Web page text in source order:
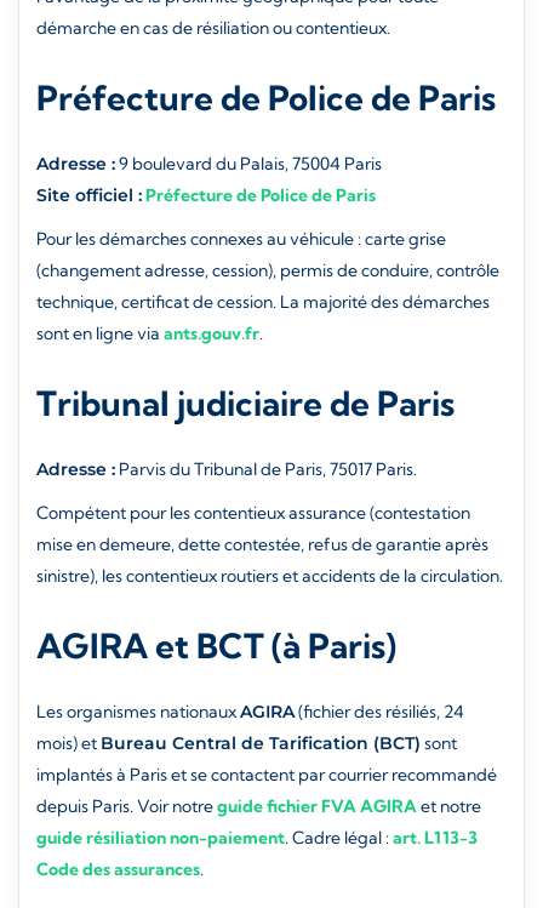
démarche en cas de résiliation ou contentieux.
Préfecture de Police de Paris
Adresse :9 boulevard du Palais, 75004 Paris
Site officiel :Préfecture de Police de Paris
Pour les démarches connexes au véhicule : carte grise
(changement adresse, cession), permis de conduire, contrôle
technique, certificat de cession. La majorité des démarches
sont en ligne via ants.gouv.fr.
Tribunal judiciaire de Paris
Adresse : Parvis du Tribunal de Paris, 75017 Paris.
Compétent pour les contentieux assurance (contestation
mise en demeure, dette contestée, refus de garantie après
sinistre), les contentieux routiers et accidents de la circulation.
AGIRA et BCT (à Paris)
Les organismes nationauxAGIRA(fichier des résiliés, 24
mois) et Bureau Central de Tarification (BCT) sont
implantés à Paris et se contactent par courrier recommandé
depuis Paris. Voir notreguide fichier FVA AGIRAet notre
guide résiliation non-paiement. Cadre légal :art. L113-3
Code des assurances.